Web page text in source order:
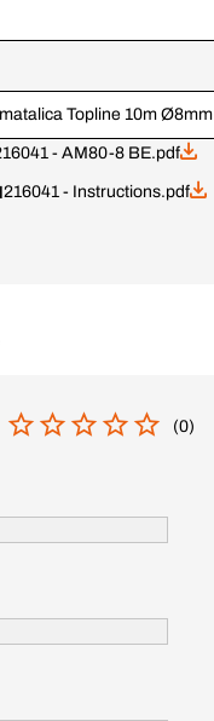
Topline 10m Ø8mm
- AM80-8 BE.pdf
216041 - Instructions.pdf
(0)